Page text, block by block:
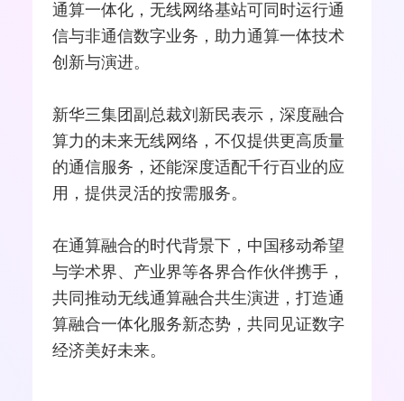
通算一体化，无线网络基站可同时运行通
信与非通信数字业务，助力通算一体技术
创新与演进。
新华三集团副总裁刘新民表示，深度融合
算力的未来无线网络，不仅提供更高质量
的通信服务，还能深度适配千行百业的应
用，提供灵活的按需服务。
在通算融合的时代背景下，中国移动希望
与学术界、产业界等各界合作伙伴携手，
共同推动无线通算融合共生演进，打造通
算融合一体化服务新态势，共同见证数字
经济美好未来。